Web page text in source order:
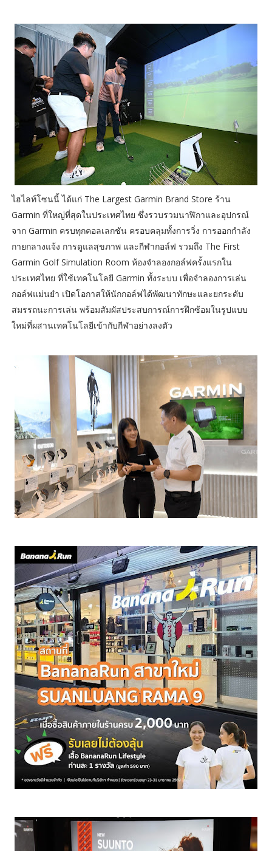
ไฮไลท์โซนนี้ ได้แก่ The Largest Garmin Brand Store ร้าน
Garmin ที่ใหญ่ที่สุดในประเทศไทย ซึ่งรวบรวมนาฬิกาและอุปกรณ์
จาก Garmin ครบทุกคอลเลกชัน ครอบคลุมทั้งการวิ่ง การออกกำลัง
กายกลางแจ้ง การดูแลสุขภาพ และกีฬากอล์ฟ รวมถึง The First
Garmin Golf Simulation Room ห้องจำลองกอล์ฟครั้งแรกใน
ประเทศไทย ที่ใช้เทคโนโลยี Garmin ทั้งระบบ เพื่อจำลองการเล่น
กอล์ฟแม่นยำ เปิดโอกาสให้นักกอล์ฟได้พัฒนาทักษะและยกระดับ
สมรรถนะการเล่น พร้อมสัมผัสประสบการณ์การฝึกซ้อมในรูปแบบ
ใหม่ที่ผสานเทคโนโลยีเข้ากับกีฬาอย่างลงตัว